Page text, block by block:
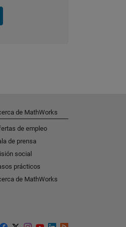
de MathWorks
de empleo
de prensa
social
prácticos
de MathWorks